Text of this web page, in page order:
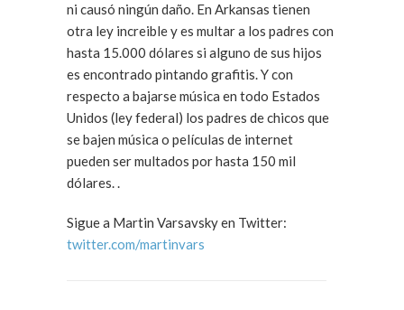
ni causó ningún daño. En Arkansas tienen
otra ley increible y es multar a los padres con
hasta 15.000 dólares si alguno de sus hijos
es encontrado pintando grafitis. Y con
respecto a bajarse música en todo Estados
Unidos (ley federal) los padres de chicos que
se bajen música o películas de internet
pueden ser multados por hasta 150 mil
dólares. .
Sigue a Martin Varsavsky en Twitter:
twitter.com/martinvars